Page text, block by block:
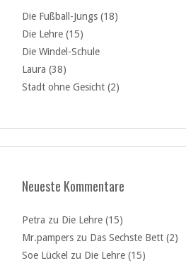
Die Fußball-Jungs (18)
Die Lehre (15)
Die Windel-Schule
Laura (38)
Stadt ohne Gesicht (2)
Neueste Kommentare
Petra zu Die Lehre (15)
Mr.pampers zu Das Sechste Bett (2)
Soe Lückel zu Die Lehre (15)